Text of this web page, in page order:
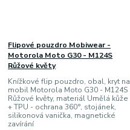
Flipové pouzdro Mobiwear -
Motorola Moto G30 - M124S
Růžové květy
Knížkové flip pouzdro, obal, kryt na
mobil Motorola Moto G30 - M124S
Růžové květy, materiál Umělá kůže
+ TPU - ochrana 360°, stojánek,
silikonová vanička, magnetické
zavírání